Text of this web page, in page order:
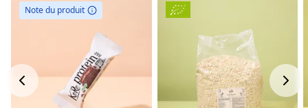
Note du produit